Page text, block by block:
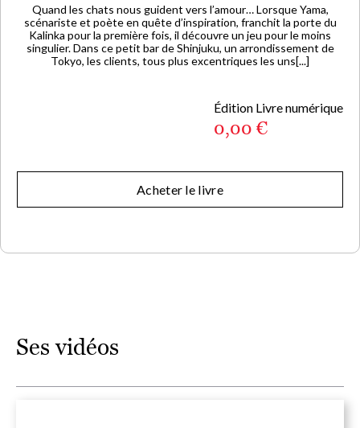
Quand les chats nous guident vers l’amour… Lorsque Yama,
scénariste et poète en quête d’inspiration, franchit la porte du
Kalinka pour la première fois, il découvre un jeu pour le moins
singulier. Dans ce petit bar de Shinjuku, un arrondissement de
Tokyo, les clients, tous plus excentriques les uns[...]
Édition Livre numérique
0,00 €
Acheter le livre
Ses vidéos